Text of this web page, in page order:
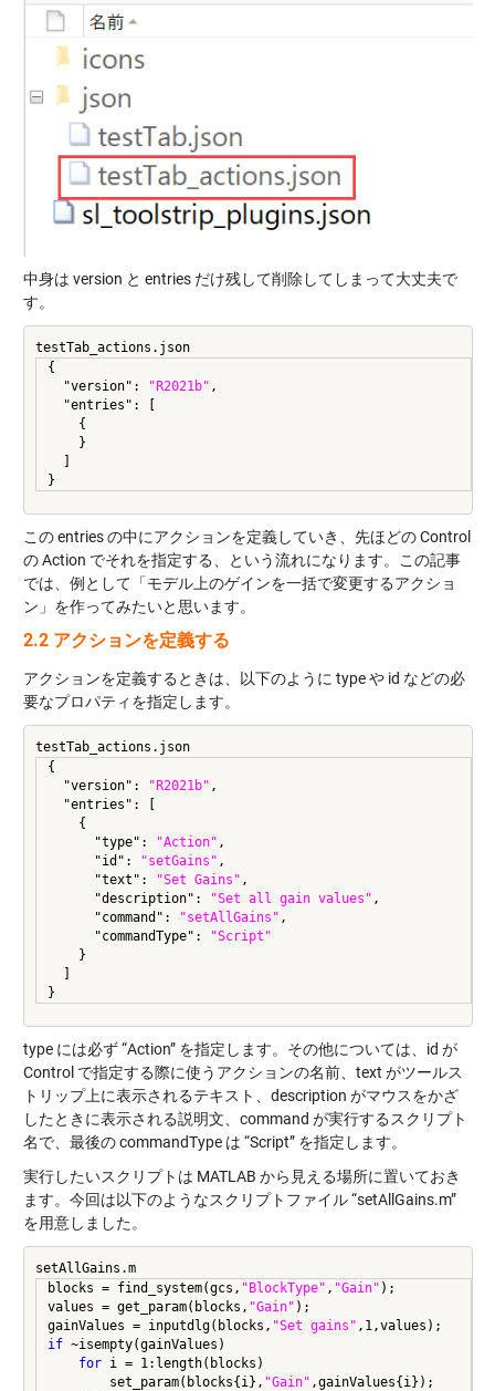
中身は version と entries だけ残して削除してしまって大丈夫で
す。
testTab_actions.json
{
  "version":
"R2021b" ,
  "entries": [
    {
    }
  ]
この entries の中にアクションを定義していき、先ほどの Control
の Action でそれを指定する、という流れになります。この記事
では、例として「モデル上のゲインを一括で変更するアクショ
ン」を作ってみたいと思います。
2.2 アクションを定義する
アクションを定義するときは、以下のように type や id などの必
要なプロパティを指定します。
testTab_actions.json
{
  "version":
"R2021b" ,
  "entries": [
    {
      "type":
"Action" ,
      "id":
"setGains" ,
      "text":
"Set Gains" ,
      "description":
"Set all gain values" ,
      "command":
"setAllGains" ,
      "commandType":
"Script"
    }
  ]
}
type には必ず “Action” を指定します。その他については、id が
Control で指定する際に使うアクションの名前、text がツールス
トリップ上に表示されるテキスト、description がマウスをかざ
したときに表示される説明文、command が実行するスクリプト
名で、最後の commandType は “Script” を指定します。
実行したいスクリプトは MATLAB から見える場所に置いておき
ます。今回は以下のようなスクリプトファイル “setAllGains.m”
を用意しました。
setAllGains.m
blocks = find_system(gcs, "BlockType" , "Gain" );
values = get_param(blocks, "Gain" );
gainValues = inputdlg(blocks, "Set gains"
if ~isempty(gainValues)
for i = 1:length(blocks)
        set_param(blocks{i},
"Gain" ,gainValues{i});